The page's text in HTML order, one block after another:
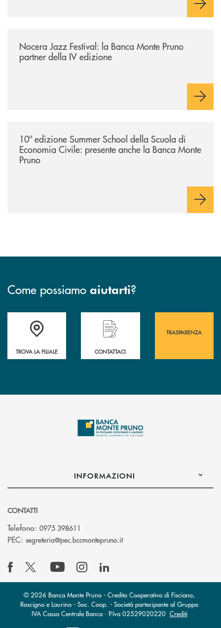
Nocera Jazz Festival: la Banca Monte Pruno
partner della IV edizione
10ª edizione Summer School della Scuola di
Economia Civile: presente anche la Banca Monte
Pruno
Come possiamo aiutarti?
Accedi all' elenco completo&nbsp; delle&nbsp; filiali&nbsp; di Banca
TROVA LA FILIALE
Hai bisogno di assistenza immediata?
CONTATTACI
TRASPARENZA
INFORMAZIONI
CONTATTI
Telefono: 0975 398611
PEC: segreteria@pec.bccmontepruno.it(si apre l’app di posta
© 2026 Banca Monte Pruno - Credito Cooperativo di Fisciano,
Roscigno e Laurino - Soc. Coop. - Società partecipante al Gruppo
IVA Cassa Centrale Banca · P.Iva 02529020220 Crediti